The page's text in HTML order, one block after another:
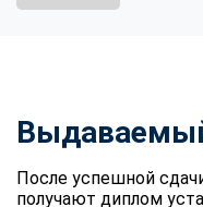
После успешной
получают диплом